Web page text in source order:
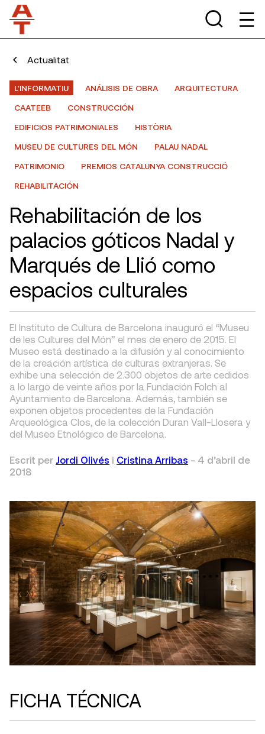
Actualitat
L'INFORMATIU ANÁLISIS DE OBRA
ARQUITECTURA
CAATEEB
CONSTRUCCIÓN
EDIFICIOS PATRIMONIALES
HISTÒRIA
MUSEU DE CULTURES DEL MÓN
PALAU NADAL
PATRIMONIO
PREMIOS CATALUNYA CONSTRUCCIÓ
REHABILITACIÓN
Rehabilitación de los
palacios góticos Nadal y
Marqués de Llió como
espacios culturales
El Instituto de Cultura de Barcelona inauguró el “Museu
de les Cultures del Món” el mes de enero de 2015. El
Museo está destinado a la difusión y al conocimiento
de la creación artística de culturas extranjeras. Se
exhibe una selección de 2.300 objetos de arte cedidos
a lo largo de veinte años por la Fundación Folch al
Ayuntamiento de Barcelona. Además, también se
exponen objetos procedentes de la Fundación
Arqueológica Clos, de la colección Duran Vall-Llosera y
del Museo Etnológico de Barcelona.
Escrit per Jordi Olivés i Cristina Arribas - 4 d’abril de
2018
FICHA TÉCNICA